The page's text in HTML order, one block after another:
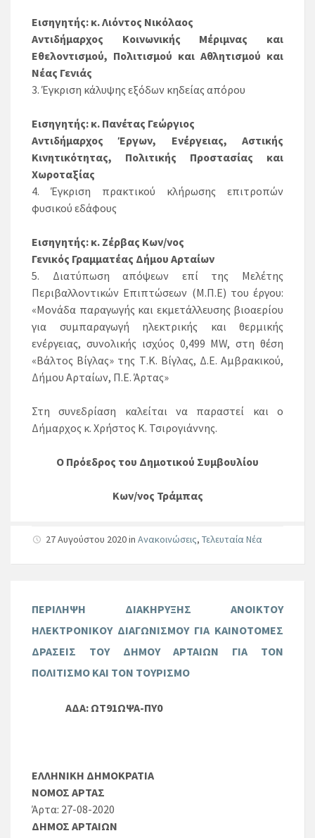
Εισηγητής: κ. Λιόντος Νικόλαος
Αντιδήμαρχος Κοινωνικής Μέριμνας και
Εθελοντισμού, Πολιτισμού και Αθλητισμού και
Νέας Γενιάς
3. Έγκριση κάλυψης εξόδων κηδείας απόρου
Εισηγητής: κ. Πανέτας Γεώργιος
Αντιδήμαρχος Έργων, Ενέργειας, Αστικής
Κινητικότητας, Πολιτικής Προστασίας και
Χωροταξίας
4. Έγκριση πρακτικού κλήρωσης επιτροπών
φυσικού εδάφους
Εισηγητής: κ. Ζέρβας Κων/νος
Γενικός Γραμματέας Δήμου Αρταίων
5. Διατύπωση απόψεων επί της Μελέτης
Περιβαλλοντικών Επιπτώσεων (Μ.Π.Ε) του έργου:
«Μονάδα παραγωγής και εκμετάλλευσης βιοαερίου
για συμπαραγωγή ηλεκτρικής και θερμικής
ενέργειας, συνολικής ισχύος 0,499 MW, στη θέση
«Βάλτος Βίγλας» της Τ.Κ. Βίγλας, Δ.Ε. Αμβρακικού,
Δήμου Αρταίων, Π.Ε. Άρτας»
Στη συνεδρίαση καλείται να παραστεί και ο
Δήμαρχος κ. Χρήστος Κ. Τσιρογιάννης.
Ο Πρόεδρος του Δημοτικού Συμβουλίου
Κων/νος Τράμπας
27 Αυγούστου 2020in Ανακοινώσεις, Τελευταία Νέα
ΠΕΡΙΛΗΨΗ ΔΙΑΚΗΡΥΞΗΣ ΑΝΟΙΚΤΟΥ
ΗΛΕΚΤΡΟΝΙΚΟΥ ΔΙΑΓΩΝΙΣΜΟΥ ΓΙΑ ΚΑΙΝΟΤΟΜΕΣ
ΔΡΑΣΕΙΣ ΤΟΥ ΔΗΜΟΥ ΑΡΤΑΙΩΝ ΓΙΑ ΤΟΝ
ΠΟΛΙΤΙΣΜΟ ΚΑΙ ΤΟΝ ΤΟΥΡΙΣΜΟ
ΑΔΑ: ΩΤ91ΩΨΑ-ΠΥ0
ΕΛΛΗΝΙΚΗ ΔΗΜΟΚΡΑΤΙΑ
ΝΟΜΟΣ ΑΡΤΑΣ
Άρτα: 27-08-2020
ΔΗΜΟΣ ΑΡΤΑΙΩΝ